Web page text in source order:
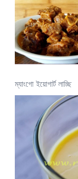
ম্যাংগো ইয়োগার্ট লাচ্ছি